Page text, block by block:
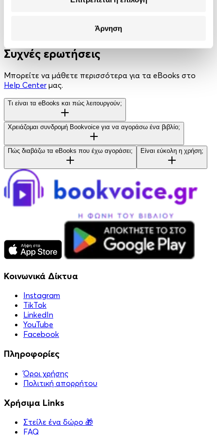
Άρνηση
Συχνές ερωτήσεις
Μπορείτε να μάθετε περισσότερα για τα eBooks στο
Help Center μας.
Τι είναι τα eBooks και πώς λειτουργούν;
Χρειάζομαι συνδρομή Bookvoice για να αγοράσω ένα βιβλίο;
Πώς διαβάζω τα eBooks που έχω αγοράσει; Είναι εύκολη η χρήση;
Κοινωνικά Δίκτυα
Instagram
TikTok
LinkedIn
YouTube
Facebook
Πληροφορίες
Όροι χρήσης
Πολιτική απορρήτου
Χρήσιμα Links
Στείλε ένα δώρο 🎁
FAQ